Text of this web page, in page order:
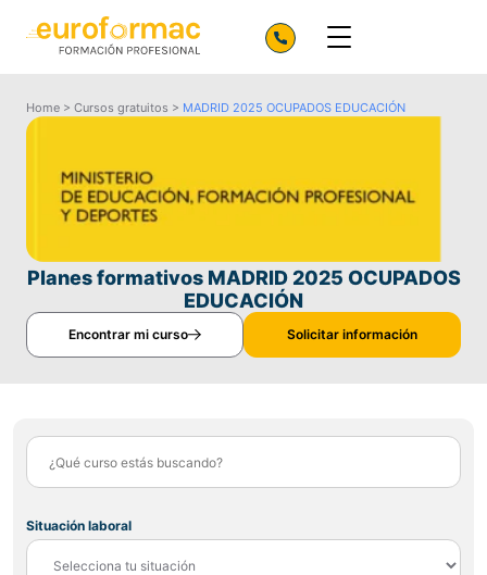
Home > Cursos gratuitos > MADRID 2025 OCUPADOS EDUCACIÓN
Planes formativos MADRID 2025 OCUPADOS
EDUCACIÓN
Encontrar mi curso Solicitar información
Situación laboral